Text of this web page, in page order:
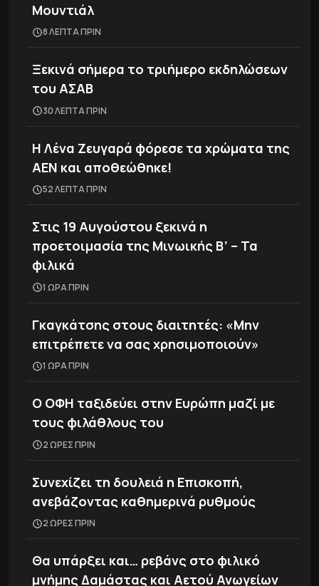
Μουντιάλ
8 ΛΕΠΤΑ ΠΡΙΝ
Ξεκινά σήμερα το τριήμερο εκδηλώσεων
του ΑΣΑΒ
30 ΛΕΠΤΑ ΠΡΙΝ
Η Λένα Ζευγαρά φόρεσε τα χρώματα της
ΑΕΝ και αποθεώθηκε!
52 ΛΕΠΤΑ ΠΡΙΝ
Στις 19 Αυγούστου ξεκινά η
προετοιμασία της Μινωικής Β’ – Τα
φιλικά
1 ΩΡΑ ΠΡΙΝ
Γκαγκάτσης στους διαιτητές: «Μην
επιτρέπετε να σας χρησιμοποιούν»
1 ΩΡΑ ΠΡΙΝ
Ο ΟΦΗ ταξιδεύει στην Ευρώπη μαζί με
τους φιλάθλους του
2 ΩΡΕΣ ΠΡΙΝ
Συνεχίζει τη δουλειά η Επισκοπή,
ανεβάζοντας καθημερινά ρυθμούς
2 ΩΡΕΣ ΠΡΙΝ
Θα υπάρξει και… ρεβάνς στο φιλικό
μνήμης Δαμάστας και Αετού Ανωγείων